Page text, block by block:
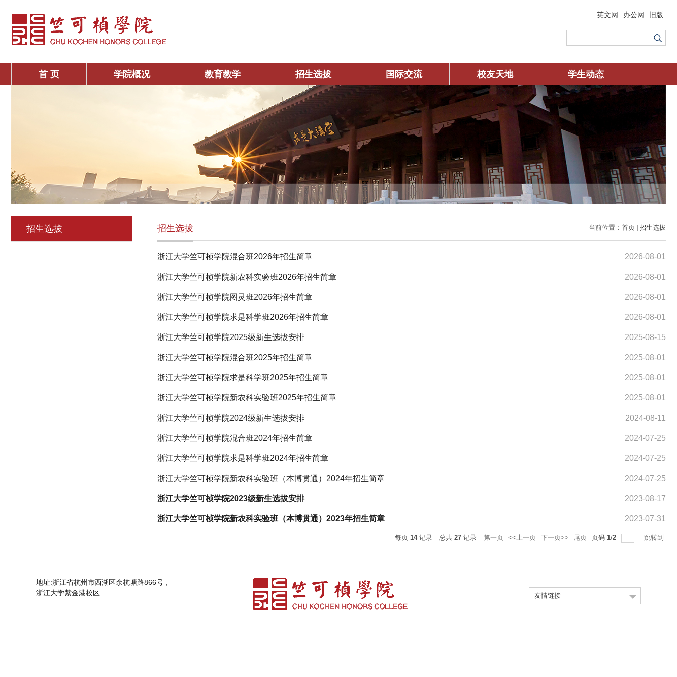
英文网 办公网 旧版
首 页 学院概况 教育教学 招生选拔 国际交流 校友天地 学生动态
招生选拔 当前位置： 首页 招生选拔
招生选拔
浙江大学竺可桢学院混合班2026年招生简章 2026-08-01
浙江大学竺可桢学院新农科实验班2026年招生简章 2026-08-01
浙江大学竺可桢学院图灵班2026年招生简章 2026-08-01
浙江大学竺可桢学院求是科学班2026年招生简章 2026-08-01
浙江大学竺可桢学院2025级新生选拔安排 2025-08-15
浙江大学竺可桢学院混合班2025年招生简章 2025-08-01
浙江大学竺可桢学院求是科学班2025年招生简章 2025-08-01
浙江大学竺可桢学院新农科实验班2025年招生简章 2025-08-01
浙江大学竺可桢学院2024级新生选拔安排 2024-08-11
浙江大学竺可桢学院混合班2024年招生简章 2024-07-25
浙江大学竺可桢学院求是科学班2024年招生简章 2024-07-25
浙江大学竺可桢学院新农科实验班（本博贯通）2024年招生简章 2024-07-25
浙江大学竺可桢学院2023级新生选拔安排 2023-08-17
浙江大学竺可桢学院新农科实验班（本博贯通）2023年招生简章 2023-07-31
每页 14记录 总共 27 记录 第一页 <<上一页 下一页>> 尾页 页码 1/2 跳转到
地址:浙江省杭州市西湖区余杭塘路866号，
浙江大学紫金港校区
友情链接